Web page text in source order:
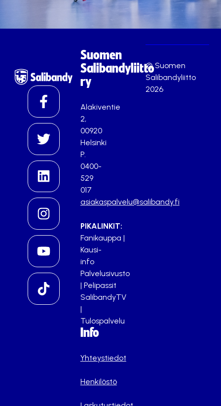
Suomen
Salibandyliitto
ry
Alakiventie
2,
00920
Helsinki
P.
0400-
529
017
asiakaspalvelu@salibandy.fi
PIKALINKIT:
Fanikauppa |
Kausi-
info
Palvelusivusto
| Pelipassit
SalibandyTV
|
Tulospalvelu
Info
Yhteystiedot
Henkilöstö
© Suomen
Salibandyliitto
2026